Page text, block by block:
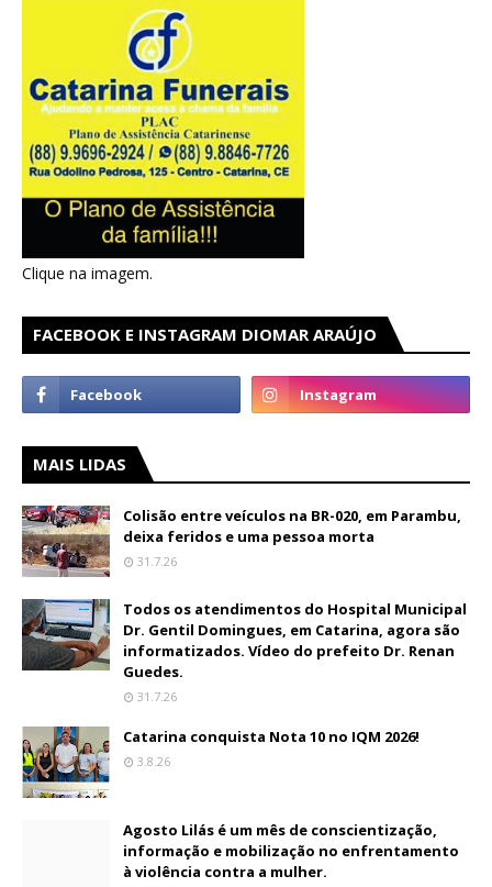
Clique na imagem.
FACEBOOK E INSTAGRAM DIOMAR ARAÚJO
MAIS LIDAS
Colisão entre veículos na BR-020, em Parambu,
deixa feridos e uma pessoa morta
31.7.26
Todos os atendimentos do Hospital Municipal
Dr. Gentil Domingues, em Catarina, agora são
informatizados. Vídeo do prefeito Dr. Renan
Guedes.
31.7.26
Catarina conquista Nota 10 no IQM 2026!
3.8.26
Agosto Lilás é um mês de conscientização,
informação e mobilização no enfrentamento
à violência contra a mulher.